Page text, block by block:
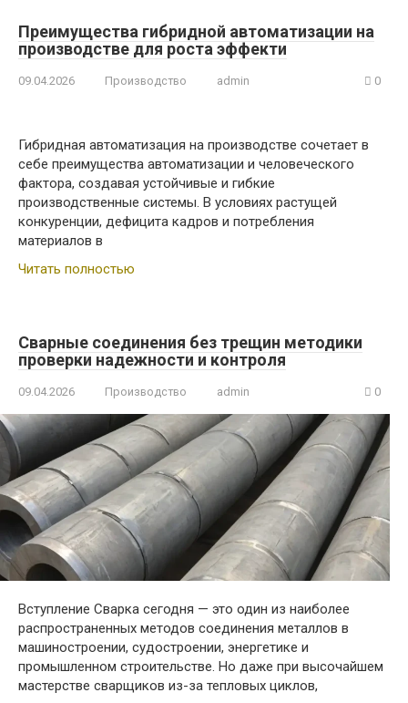
Преимущества гибридной автоматизации на
производстве для роста эффекти
09.04.2026 Производство admin 0
Гибридная автоматизация на производстве сочетает в
себе преимущества автоматизации и человеческого
фактора, создавая устойчивые и гибкие
производственные системы. В условиях растущей
конкуренции, дефицита кадров и потребления
материалов в
Читать полностью
Сварные соединения без трещин методики
проверки надежности и контроля
09.04.2026 Производство admin 0
Вступление Сварка сегодня — это один из наиболее
распространенных методов соединения металлов в
машиностроении, судостроении, энергетике и
промышленном строительстве. Но даже при высочайшем
мастерстве сварщиков из-за тепловых циклов,